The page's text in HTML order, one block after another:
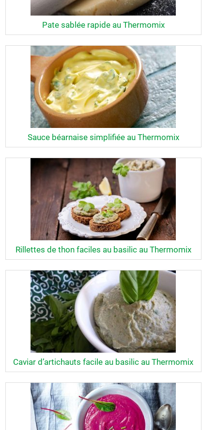
Pate sablée rapide au Thermomix
Sauce béarnaise simplifiée au Thermomix
Rillettes de thon faciles au basilic au Thermomix
Caviar d’artichauts facile au basilic au Thermomix